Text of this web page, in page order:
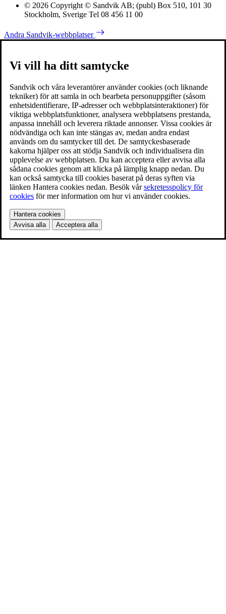
© 2026 Copyright © Sandvik AB; (publ) Box 510, 101 30
Stockholm, Sverige Tel 08 456 11 00
Andra Sandvik-webbplatser
Vi vill ha ditt samtycke
Sandvik och våra leverantörer använder cookies (och liknande
tekniker) för att samla in och bearbeta personuppgifter (såsom
enhetsidentifierare, IP-adresser och webbplatsinteraktioner) för
viktiga webbplatsfunktioner, analysera webbplatsens prestanda,
anpassa innehåll och leverera riktade annonser. Vissa cookies är
nödvändiga och kan inte stängas av, medan andra endast
används om du samtycker till det. De samtyckesbaserade
kakorna hjälper oss att stödja Sandvik och individualisera din
upplevelse av webbplatsen. Du kan acceptera eller avvisa alla
sådana cookies genom att klicka på lämplig knapp nedan. Du
kan också samtycka till cookies baserat på deras syften via
länken Hantera cookies nedan. Besök vårsekretesspolicy för
cookies för mer information om hur vi använder cookies.
Hantera cookies
Avvisa alla
Acceptera alla